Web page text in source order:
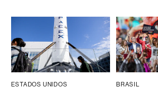
ESTADOS UNIDOS BRASIL